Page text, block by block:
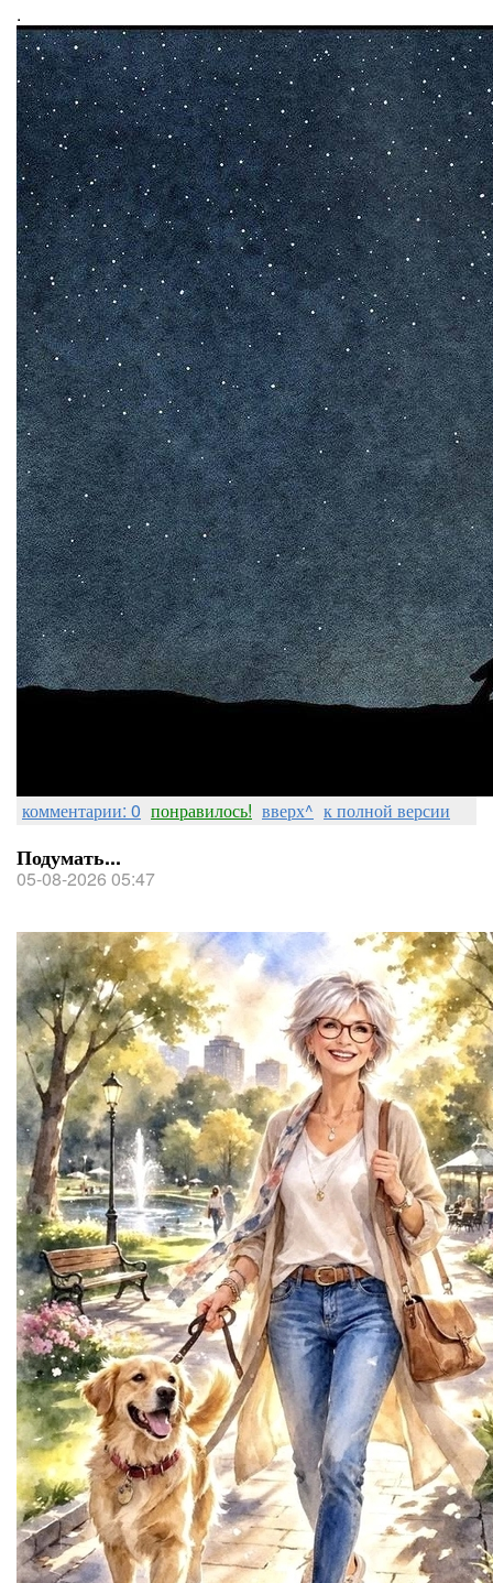
.
комментарии: 0 понравилось! вверх^ к полной версии
Подумать...
05-08-2026 05:47